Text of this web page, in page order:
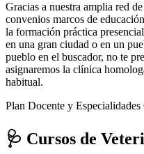
Gracias a nuestra amplia red
convenios marcos de
la formación práctica
en una gran ciudad o en un
pueblo en el buscador, no te
asignaremos la clínica
habitual.
Plan Docente y
🩺 Cursos de